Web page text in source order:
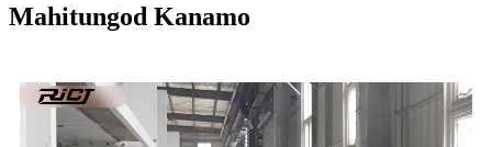
Mahitungod Kanamo